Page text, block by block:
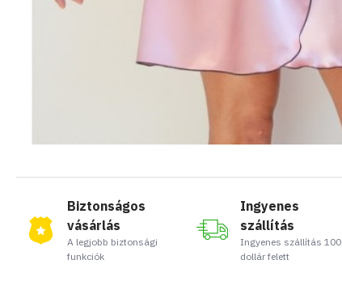
Biztonságos
vásárlás
A legjobb biztonsági
funkciók
Ingyenes
szállítás
Ingyenes szállítás 100
dollár felett